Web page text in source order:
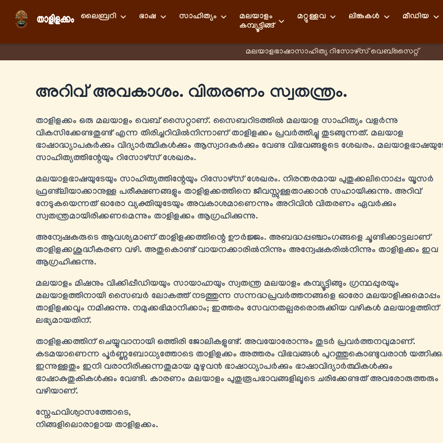
ലൈബ്രറി ഭാഷ സാഹിത്യം
മലയാളം
കമ്പ്യൂട്ടിങ്ങ്
മറ്റുള്ളവ ലിങ്കുകള്‍ മീഡിയ
മലയാളഭാഷാസാഹിത്യ റിസോഴ്സ് വെബ്സൈറ്റ്
അറിവ് അവകാശം. വിതരണം സ്വതന്ത്രം.
താളിളക്കം ഒരു മലയാളം വെബ് സൈറ്റാണ്. സൈബറിടത്തിൽ മലയാള സാഹിത്യം വളർന്നു
വികസിക്കേണ്ടതുണ്ട് എന്ന തിരിച്ചറിവിൽനിന്നാണ് താളിളക്കം പ്രവർത്തിച്ചു തുടങ്ങുന്നത്. മലയാള
ഭാഷാദ്ധ്യാപകർക്കും വിദ്യാർത്ഥികൾക്കും ആസ്വാദകർക്കും വേണ്ട വിഭവങ്ങളുടെ ശേഖരം.
സാഹിത്യത്തിന്റേയും റിസോഴ്സ് ശേഖരം.
മലയാളഭാഷയുടേയും സാഹിത്യത്തിന്റേയും റിസോഴ്സ് ശേഖരം. നിരന്തരമായ പുതുക്കലിനൊപ്പം യൂസർ
ഫ്രണ്ട്‍ലിയാക്കാനുള്ള പരീക്ഷണങ്ങളും താളിളക്കത്തിനെ ജീവസ്സുള്ളതാക്കാൻ സഹായിക്കുന്നു. അറിവ്
നേടുകയെന്നത് ഓരോ വ്യക്തിയുടേയും അവകാശമാണെന്നും അറിവിൻ വിതരണം ഏവർക്കും
സ്വതന്ത്രമായിരിക്കണമെന്നും താളിളക്കം ആഗ്രഹിക്കുന്നു.
അന്വേഷകരുടെ ആവശ്യമാണ് താളിളക്കത്തിന്റെ ഊർജ്ജം. അബദ്ധപ്പഞ്ചാംഗങ്ങളെ ചൂണ്ടിക്കാട്ടലാണ്
താളിളക്കശുദ്ധീകരണ വഴി. അതുകൊണ്ട് വായനക്കാരിൽനിന്നും അന്വേഷകരിൽനിന്നും താളിളക്കം ഇവ
ആഗ്രഹിക്കുന്നു.
മലയാളം മിഷനും വിക്കിപ്പീഡിയയും സായാഹ്നയും സ്വതന്ത്ര മലയാളം കമ്പ്യൂട്ടിങ്ങും ഗ്രന്ഥപ്പുരയും
മലയാളത്തിനായി സൈബർ ലോകത്ത് നടത്തുന്ന സന്നദ്ധപ്രവർത്തനങ്ങളെ ഓരോ മലയാളിക്കുമൊപ്പം
താളിളക്കവും നമിക്കുന്നു. നമുക്കഭിമാനിക്കാം; ഇത്തരം സേവനതല്പരരൊരുക്കിയ വഴികൾ മലയാളത്തിന്
ലഭ്യമായതിന്.
താളിളക്കത്തിന് ചെയ്യുവാനായി ഒത്തിരി ജോലികളുണ്ട്. അവയോരോന്നും തുടർ പ്രവർത്തനവുമാണ്.
കടമയാണെന്ന പൂർണ്ണബോധ്യത്തോടെ താളിളക്കം അത്തരം വിഭവങ്ങൾ പുറത്തുകൊണ്ടുവരാൻ
ഇന്നുള്ളതും ഇനി വരാനിരിക്കുന്നതുമായ മുഴുവന്‍ ഭാഷാധ്യാപർക്കും ഭാഷാവിദ്യാർത്ഥികള്‍ക്കും
ഭാഷാകുതുകികള്‍ക്കും വേണ്ടി. കാരണം മലയാളം പുതുരൂപഭാവങ്ങളിലൂടെ ചരിക്കേണ്ടത് അവരോരുത്തരും
വഴിയാണ്.
സ്നേഹവിശ്വാസത്തോടെ,
നിങ്ങളിലൊരാളായ താളിളക്കം.